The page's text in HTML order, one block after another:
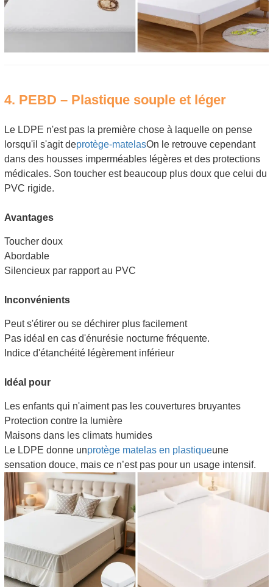
4. PEBD – Plastique souple et léger
Le LDPE n'est pas la première chose à laquelle on pense
lorsqu'il s'agit deprotège-matelasOn le retrouve cependant
dans des housses imperméables légères et des protections
médicales. Son toucher est beaucoup plus doux que celui du
PVC rigide.
Avantages
Toucher doux
Abordable
Silencieux par rapport au PVC
Inconvénients
Peut s'étirer ou se déchirer plus facilement
Pas idéal en cas d'énurésie nocturne fréquente.
Indice d'étanchéité légèrement inférieur
Idéal pour
Les enfants qui n'aiment pas les couvertures bruyantes
Protection contre la lumière
Maisons dans les climats humides
Le LDPE donne unprotège matelas en plastiqueune
sensation douce, mais ce n’est pas pour un usage intensif.